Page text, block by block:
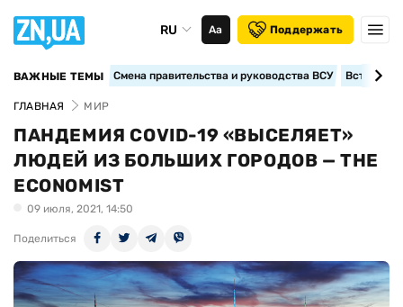
RU Аа Поддержать
ВАЖНЫЕ ТЕМЫ Смена правительства и руководства ВСУ
ГЛАВНАЯ МИР
ПАНДЕМИЯ COVID-19 «ВЫСЕЛЯЕТ»
ЛЮДЕЙ ИЗ БОЛЬШИХ ГОРОДОВ — THE
ECONOMIST
09 июля, 2021, 14:50
Поделиться